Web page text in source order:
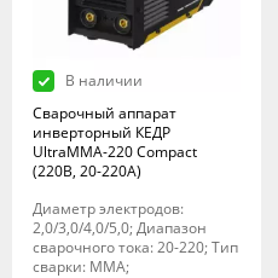
В наличии
Сварочный аппарат
инверторный КЕДР
UltraMMA-220 Compact
(220В, 20-220А)
Диаметр электродов:
2,0/3,0/4,0/5,0; Диапазон
сварочного тока: 20-220; Тип
сварки: MMA;